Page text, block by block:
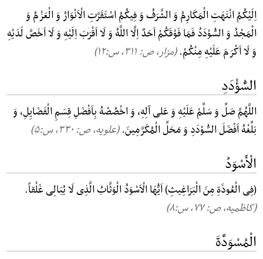
اِلَیْکُمُ انْتَهَتِ الْمَکَارِمُ وَ الشَّرَفُ وَ فِیکُمُ اسْتَقَرَّتِ الْاَنْوَارُ وَ الْعَزْمُ وَ
الْمَجْدُ وَ السُّوْدَدُ فَمَا فَوْقَکُمْ اَحَدٌ اِلَّا اللَّهُ وَ لَا اَقْرَبَ اِلَیْهِ وَ لَا اَخَصَّ لَدَیْهِ
وَ لَا اَکْرَمَ عَلَیْهِ مِنْکُمْ.(مزار، ص: ۳۱۱, س:۱۲)
السُّؤْدَدِ
اللَّهُمَّ صَلِّ وَ سَلِّمْ عَلَیْهِ وَ عَلی آلِهِ، وَ اخْصُصْهُ بِاَفْضَلِ قِسَمِ الْفَضَایِلِ، وَ
بَلِّغْهُ اَفْضَلَ السُّوْدَدِ وَ مَحَلِّ الْمُکَرَّمِینَ.(علویه، ص: ۳۳۰, س:۵)
الْأَسْوَدُ
(فِی الْعُوذَةِ مِنَ الْبَرَاغِیثِ) اَیُّهَا الْاَسْوَدُ الْوَثَّابُ الَّذِی لَا یُبَالِی غَلْقاً.
(کاظمیه، ص: ۷۷, س:۸)
الْمُسْوَدَّةَ